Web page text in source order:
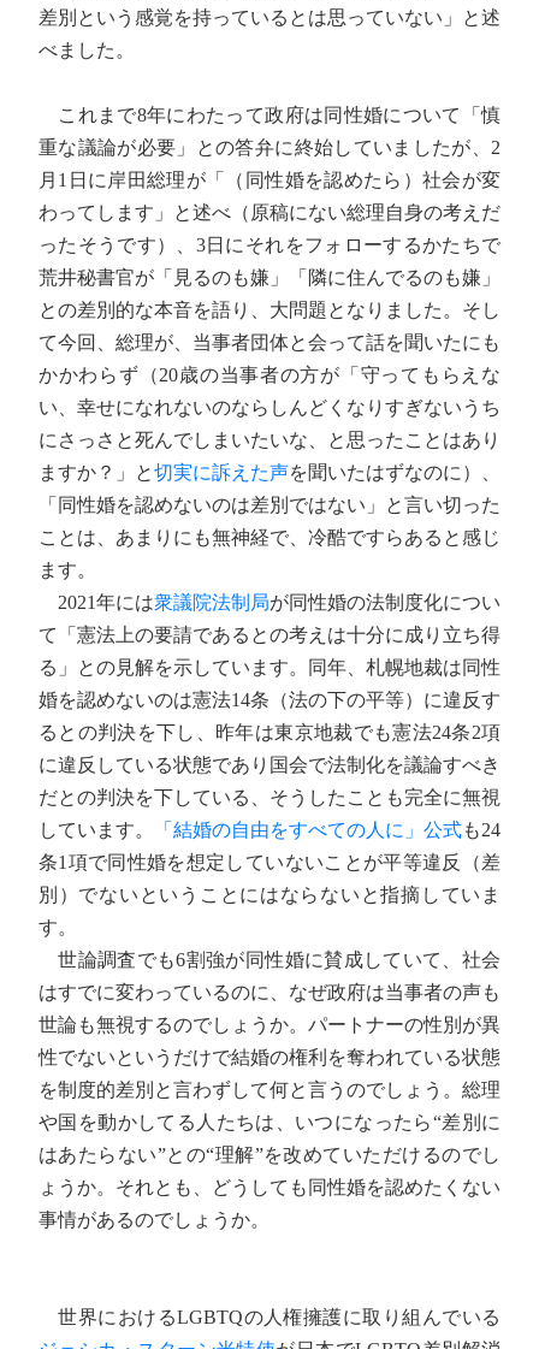
差別という感覚を持っているとは思っていない」と述
べました。
これまで8年にわたって政府は同性婚について「慎
重な議論が必要」との答弁に終始していましたが、2
月1日に岸田総理が「（同性婚を認めたら）社会が変
わってします」と述べ（原稿にない総理自身の考えだ
ったそうです）、3日にそれをフォローするかたちで
荒井秘書官が「見るのも嫌」「隣に住んでるのも嫌」
との差別的な本音を語り、大問題となりました。そし
て今回、総理が、当事者団体と会って話を聞いたにも
かかわらず（20歳の当事者の方が「守ってもらえな
い、幸せになれないのならしんどくなりすぎないうち
にさっさと死んでしまいたいな、と思ったことはあり
ますか？」と切実に訴えた声を聞いたはずなのに）、
「同性婚を認めないのは差別ではない」と言い切った
ことは、あまりにも無神経で、冷酷ですらあると感じ
ます。
2021年には衆議院法制局が同性婚の法制度化につい
て「憲法上の要請であるとの考えは十分に成り立ち得
る」との見解を示しています。同年、札幌地裁は同性
婚を認めないのは憲法14条（法の下の平等）に違反す
るとの判決を下し、昨年は東京地裁でも憲法24条2項
に違反している状態であり国会で法制化を議論すべき
だとの判決を下している、そうしたことも完全に無視
しています。
「結婚の自由をすべての人に」公式も24
条1項で同性婚を想定していないことが平等違反（差
別）でないということにはならないと指摘していま
す。
世論調査でも6割強が同性婚に賛成していて、社会
はすでに変わっているのに、なぜ政府は当事者の声も
世論も無視するのでしょうか。パートナーの性別が異
性でないというだけで結婚の権利を奪われている状態
を制度的差別と言わずして何と言うのでしょう。総理
や国を動かしてる人たちは、いつになったら“差別に
はあたらない”との“理解”を改めていただけるのでし
ょうか。それとも、どうしても同性婚を認めたくない
事情があるのでしょうか。
世界におけるLGBTQの人権擁護に取り組んでいる